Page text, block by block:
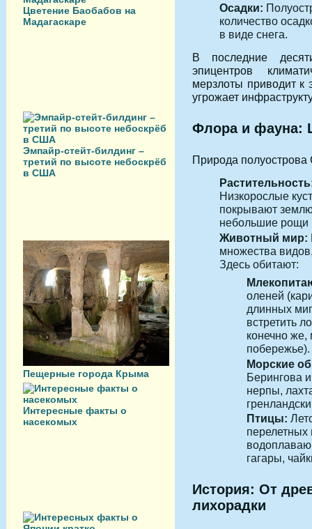
Цветение Баобабов на
Мадагаскаре
Эмпайр-стейт-билдинг –
третий по высоте небоскрёб
в США
Пещерные города Крыма
Интересные факты о
насекомых
Осадки:
количество
в виде снега.
В последние
эпицентров
мерзлоты приводит к
угрожает
Флора и фауна:
Природа полуострова
Низкорослые
покрывают
небольшие рощи
Животный мир:
множества
Здесь обитают:
оленей
длинных
встретить
конечно
побережье).
Морские
Берингова
нерпы,
Птицы:
перелетных
гагары,
История: От
лихорадки